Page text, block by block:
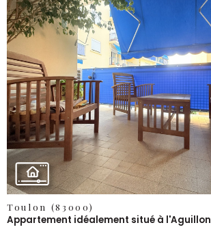
VOIR LE
BIEN
Toulon (83000)
Appartement idéalement situé à l'Aguillon